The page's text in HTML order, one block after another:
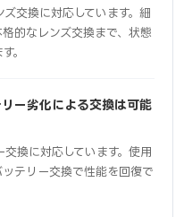
交換に対応しています。細
的なレンズ交換まで、状態
。
ー劣化による交換は可能
換に対応しています。使用
テリー交換で性能を回復で